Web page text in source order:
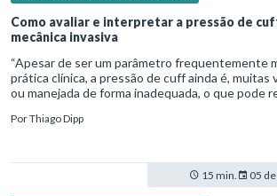
Como avaliar e interpretar a pressão de
mecânica invasiva
“Apesar de ser um parâmetro frequentemente
prática clínica, a pressão de cuff ainda é, muitas
ou manejada de forma inadequada, o que pode
PorThiago Dipp
15 min. 05